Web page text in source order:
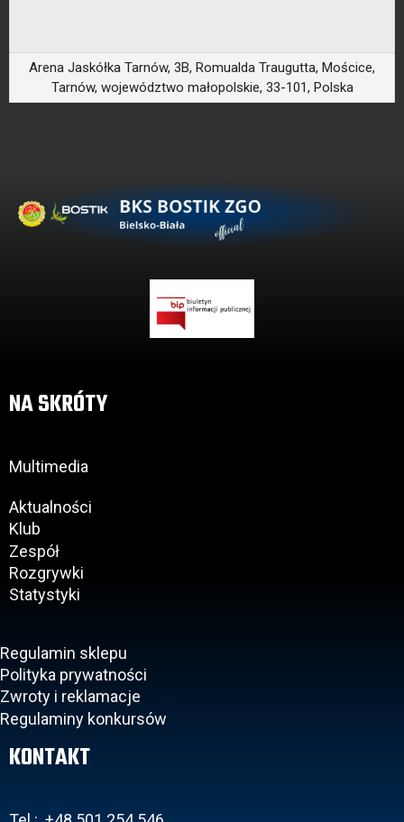
Arena Jaskółka Tarnów, 3B, Romualda Traugutta, Mościce,
Tarnów, województwo małopolskie, 33-101, Polska
NA SKRÓTY
Multimedia
Aktualności
Klub
Zespół
Rozgrywki
Statystyki
Regulamin sklepu
Polityka prywatności
Zwroty i reklamacje
Regulaminy konkursów
KONTAKT